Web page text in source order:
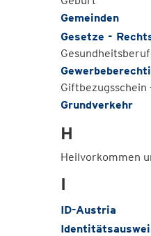
Gemeinden
Gesetze -
Giftbezugsschein
Grundverkehr
H
Heilvorkommen
I
ID-Austria